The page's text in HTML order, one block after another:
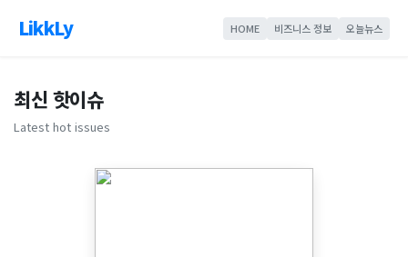
LikkLy HOME 비즈니스 정보 오늘뉴스
최신 핫이슈
Latest hot issues